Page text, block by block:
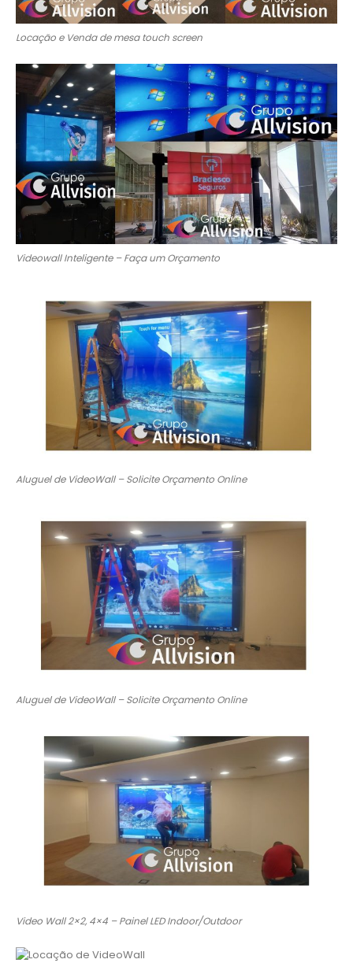
Locação e Venda de mesa touch screen
Videowall Inteligente – Faça um Orçamento
Aluguel de VideoWall – Solicite Orçamento Online
Aluguel de VideoWall – Solicite Orçamento Online
Video Wall 2×2, 4×4 – Painel LED Indoor/Outdoor